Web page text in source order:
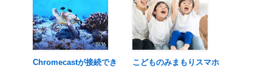
Chromecastが接続でき
こどものみまもりスマホ